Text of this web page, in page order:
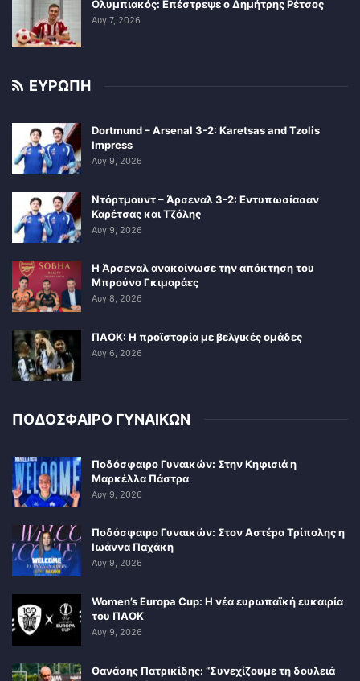
Ολυμπιακός: Επέστρεψε ο Δημήτρης Ρέτσος
Αυγ 7, 2026
ΕΥΡΩΠΗ
Dortmund – Arsenal 3-2: Karetsas and Tzolis
Impress
Αυγ 9, 2026
Ντόρτμουντ – Άρσεναλ 3-2: Εντυπωσίασαν
Καρέτσας και Τζόλης
Αυγ 9, 2026
Η Άρσεναλ ανακοίνωσε την απόκτηση του
Μπρούνο Γκιμαράες
Αυγ 8, 2026
ΠΑΟΚ: Η προϊστορία με βελγικές ομάδες
Αυγ 6, 2026
ΠΟΔΟΣΦΑΙΡΟ ΓΥΝΑΙΚΩΝ
Ποδόσφαιρο Γυναικών: Στην Κηφισιά η
Μαρκέλλα Πάστρα
Αυγ 9, 2026
Ποδόσφαιρο Γυναικών: Στον Αστέρα Τρίπολης η
Ιωάννα Παχάκη
Αυγ 9, 2026
Women’s Europa Cup: Η νέα ευρωπαϊκή ευκαιρία
του ΠΑΟΚ
Αυγ 9, 2026
Θανάσης Πατρικίδης: “Συνεχίζουμε τη δουλειά